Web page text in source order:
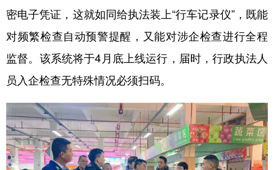
密电子凭证，这就如同给执法装上“行车记录仪”，既能
对频繁检查自动预警提醒，又能对涉企检查进行全程
监督。该系统将于4月底上线运行，届时，行政执法人
员入企检查无特殊情况必须扫码。